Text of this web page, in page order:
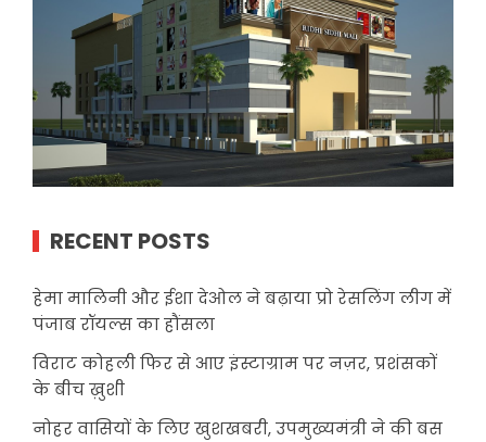
RECENT POSTS
हेमा मालिनी और ईशा देओल ने बढ़ाया प्रो रेसलिंग लीग में
पंजाब रॉयल्स का हौंसला
विराट कोहली फिर से आए इंस्टाग्राम पर नज़र, प्रशंसकों
के बीच ख़ुशी
नोहर वासियों के लिए खुशखबरी, उपमुख्यमंत्री ने की बस